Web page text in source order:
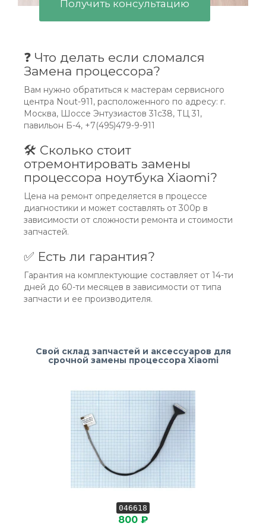
Получить консультацию
❓ Что делать если сломался
Замена процессора?
Вам нужно обратиться к мастерам сервисного
центра Nout-911, расположенного по адресу: г.
Москва, Шоссе Энтузиастов 31с38, ТЦ 31,
павильон Б-4, +7(495)479-9-911
🛠 Сколько стоит
отремонтировать замены
процессора ноутбука Xiaomi?
Цена на ремонт определяется в процессе
диагностики и может составлять от 300р в
зависимости от сложности ремонта и стоимости
запчастей.
✅ Есть ли гарантия?
Гарантия на комплектующие составляет от 14-ти
дней до 60-ти месяцев в зависимости от типа
запчасти и ее производителя.
Свой склад запчастей и аксессуаров для
срочной замены процессора Xiaomi
046618
800 ₽